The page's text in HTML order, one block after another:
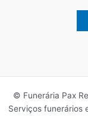
© Funerária Pax
Serviços funerários